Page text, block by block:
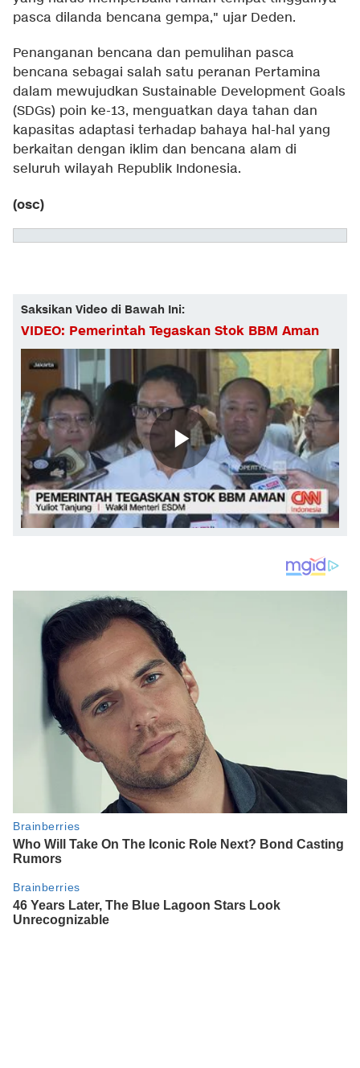
pasca dilanda bencana gempa," ujar Deden.
Penanganan bencana dan pemulihan pasca
bencana sebagai salah satu peranan Pertamina
dalam mewujudkan Sustainable Development Goals
(SDGs) poin ke-13, menguatkan daya tahan dan
kapasitas adaptasi terhadap bahaya hal-hal yang
berkaitan dengan iklim dan bencana alam di
seluruh wilayah Republik Indonesia.
(osc)
Saksikan Video di Bawah Ini:
VIDEO: Pemerintah Tegaskan Stok BBM Aman